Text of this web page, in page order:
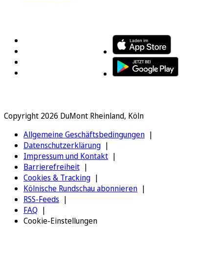
Copyright 2026 DuMont Rheinland, Köln
Allgemeine Geschäftsbedingungen
Datenschutzerklärung
Impressum und Kontakt
Barrierefreiheit
Cookies & Tracking
Kölnische Rundschau abonnieren
RSS-Feeds
FAQ
Cookie-Einstellungen